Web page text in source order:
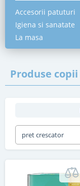
Accesorii patuturi
Igiena si sanatate
La masa
Produse copii
pret crescator